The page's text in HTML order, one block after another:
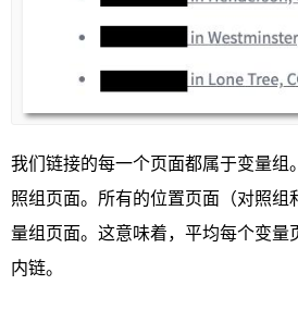
我们链接的每一个页面都属于变量组
照组页面。所有的位置页面（对照组
量组页面。这意味着，平均每个变量
内链。